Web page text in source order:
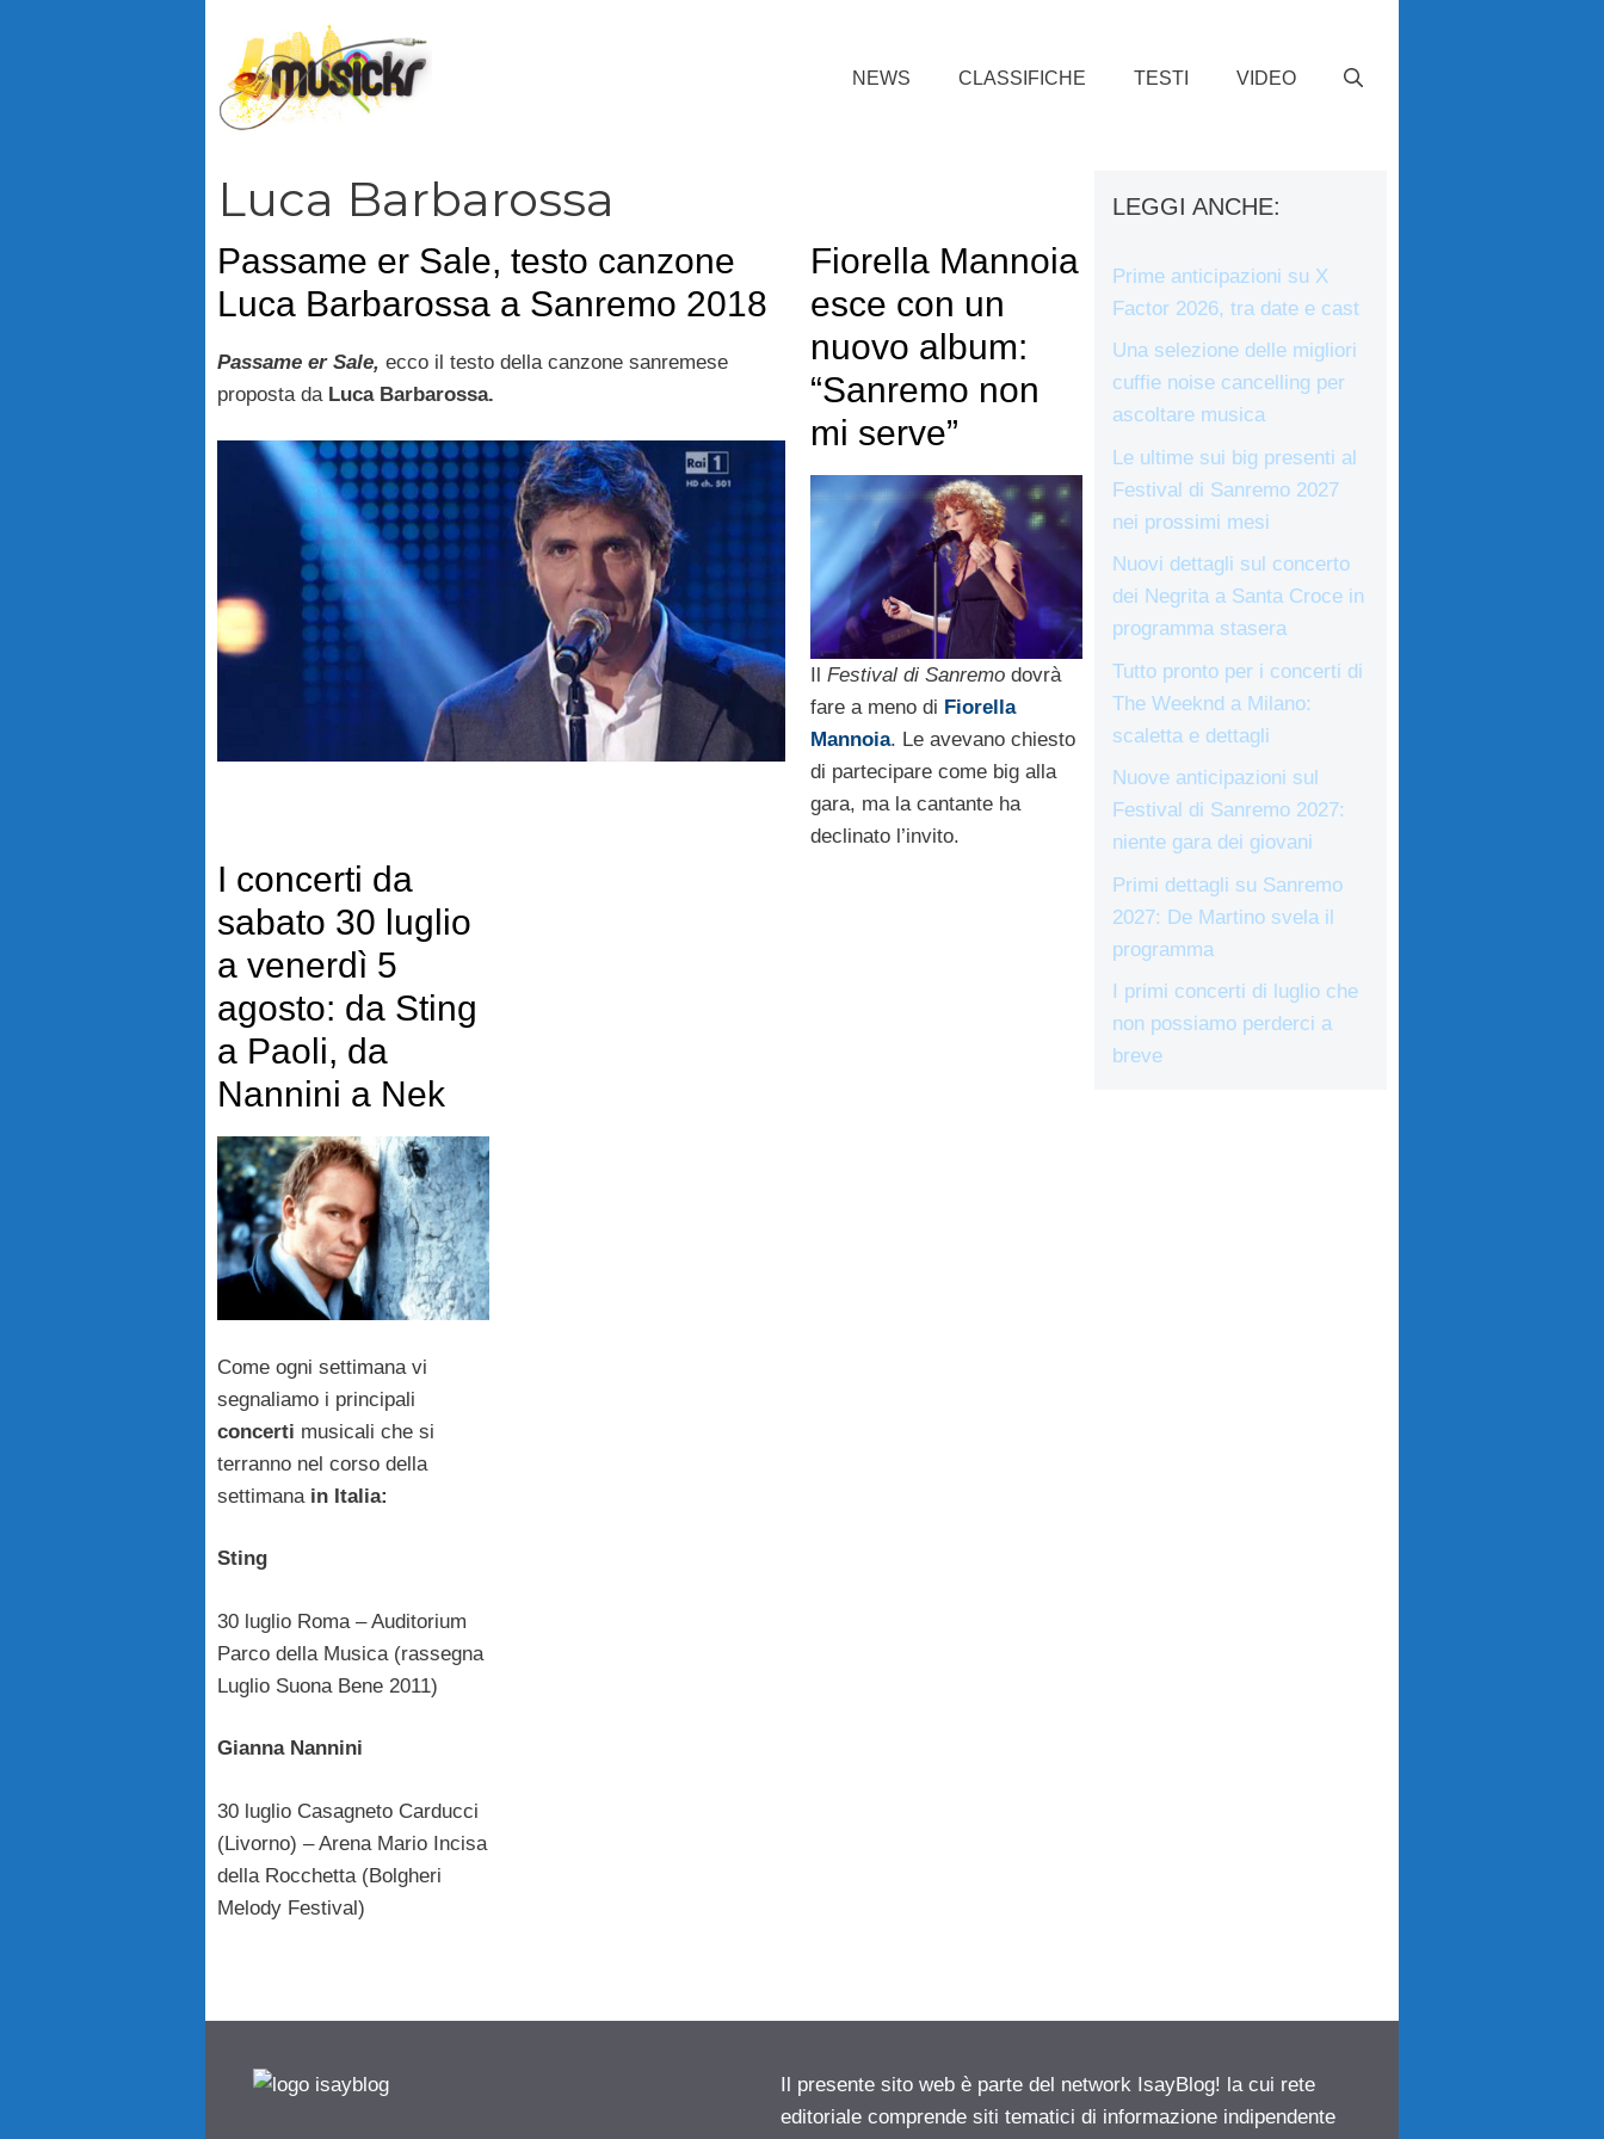
NEWS CLASSIFICHE TESTI VIDEO
Luca Barbarossa
Passame er Sale, testo canzone
Luca Barbarossa a Sanremo 2018
Passame er Sale, ecco il testo della canzone sanremese
proposta da Luca Barbarossa.
Fiorella Mannoia
esce con un
nuovo album:
“Sanremo non
mi serve”
IlFestival di Sanremo dovrà
fare a meno di Fiorella
Mannoia. Le avevano chiesto
di partecipare come big alla
gara, ma la cantante ha
declinato l’invito.
I concerti da
sabato 30 luglio
a venerdì 5
agosto: da Sting
a Paoli, da
Nannini a Nek
Come ogni settimana vi
segnaliamo i principali
concerti musicali che si
terranno nel corso della
settimana in Italia:
Sting
30 luglio Roma – Auditorium
Parco della Musica (rassegna
Luglio Suona Bene 2011)
Gianna Nannini
30 luglio Casagneto Carducci
(Livorno) – Arena Mario Incisa
della Rocchetta (Bolgheri
Melody Festival)
LEGGI ANCHE:
Prime anticipazioni su X
Factor 2026, tra date e cast
Una selezione delle migliori
cuffie noise cancelling per
ascoltare musica
Le ultime sui big presenti al
Festival di Sanremo 2027
nei prossimi mesi
Nuovi dettagli sul concerto
dei Negrita a Santa Croce in
programma stasera
Tutto pronto per i concerti di
The Weeknd a Milano:
scaletta e dettagli
Nuove anticipazioni sul
Festival di Sanremo 2027:
niente gara dei giovani
Primi dettagli su Sanremo
2027: De Martino svela il
programma
I primi concerti di luglio che
non possiamo perderci a
breve
Il presente sito web è parte del network IsayBlog! la cui rete
editoriale comprende siti tematici di informazione indipendente